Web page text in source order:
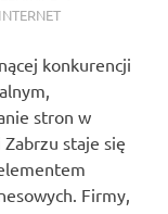
konkurencji
stron w
Zabrzu staje się
Firmy,